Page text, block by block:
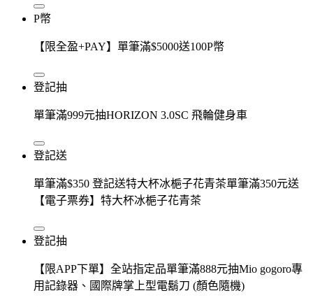
P幣
【限全盈+PAY】單筆滿$5000送100P幣
登記抽
單筆滿999元抽HORIZON 3.0SC 飛輪健身車
登記送
單筆滿$350 登記送特大杯冰梔子花青茶單筆滿350元送
【電子票券】特大杯冰梔子花青茶
登記抽
【限APP下單】全站指定品單筆滿888元抽Mio gogoro專
用記錄器、國際牌掌上型電鬍刀 (顏色隨機)